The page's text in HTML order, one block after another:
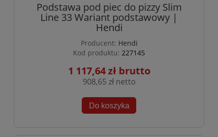
Podstawa pod piec do pizzy Slim
Line 33 Wariant podstawowy |
Hendi
Producent: Hendi
Kod produktu: 227145
1 117,64 zł
908,65 zł
Do koszyka